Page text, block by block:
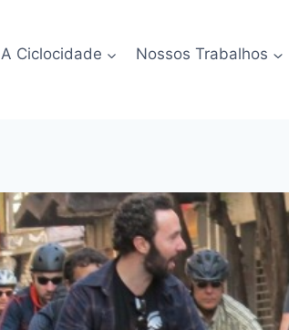
A Ciclocidade Nossos Trabalhos